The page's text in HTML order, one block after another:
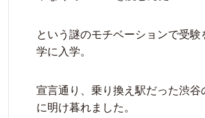
という謎のモチベーションで受験
学に入学。
宣言通り、乗り換え駅だった渋谷
に明け暮れました。